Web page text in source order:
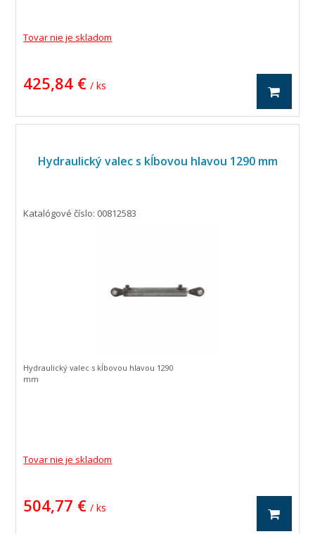
Tovar nie je skladom
425,84 € / ks
Hydraulický valec s kĺbovou hlavou 1290 mm
Katalógové číslo: 00812583
Tovar nie je skladom
504,77 € / ks
Hydraulický valec s kĺbovou hlavou 1290
mm